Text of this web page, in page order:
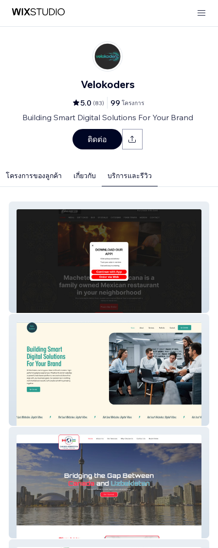
Velokoders
5.0 (83) 99 โครงการ
Building Smart Digital Solutions For Your Brand
ติดต่อ
โครงการของลูกค้า เกี่ยวกับ บริการและรีวิว
Velo Koders